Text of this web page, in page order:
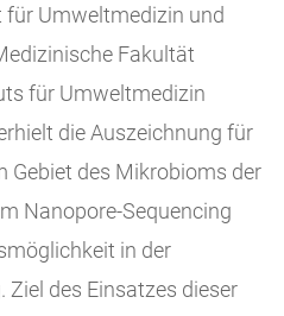
Umweltmedizin und
Fakultät
für Umweltmedizin
die Auszeichnung für
Gebiet des Mikrobioms der
Nanopore-Sequencing
in der
des Einsatzes dieser